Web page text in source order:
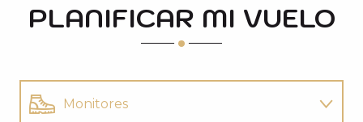
PLANIFICAR MI VUELO
Monitores